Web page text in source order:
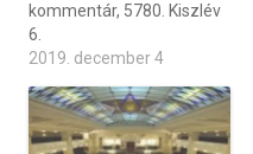
kommentár, 5780. Kiszlév
6.
2019. december 4